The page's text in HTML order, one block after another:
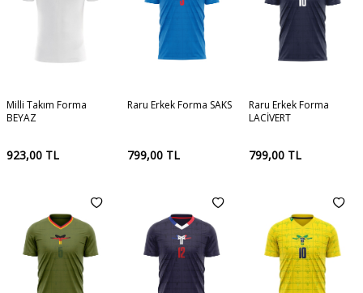
Milli Takım Forma
BEYAZ
923,00 TL
Raru Erkek Forma SAKS
799,00 TL
Raru Erkek Forma
LACİVERT
799,00TL